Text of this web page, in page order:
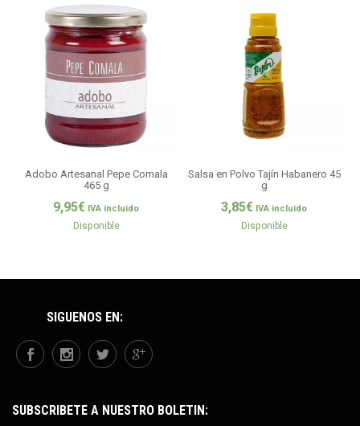
Adobo Artesanal Pepe Comala
465 g
9,95€ IVA incluido
Disponible
Salsa en Polvo Tajín Habanero 45
g
3,85€ IVA incluido
Disponible
SÍGUENOS EN:
SUBSCRÍBETE A NUESTRO BOLETÍN: